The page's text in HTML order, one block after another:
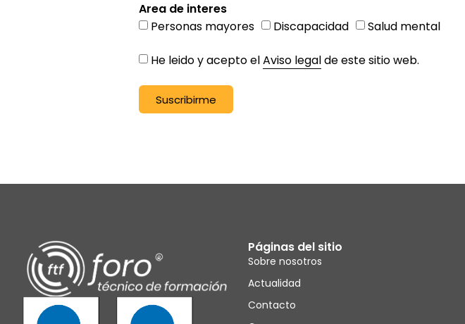
Area de interes
Personas mayores
Discapacidad Salud mental
He leido y acepto elAviso legalde este sitio web.
Suscribirme
Páginas del sitio
Sobre nosotros
Actualidad
Contacto